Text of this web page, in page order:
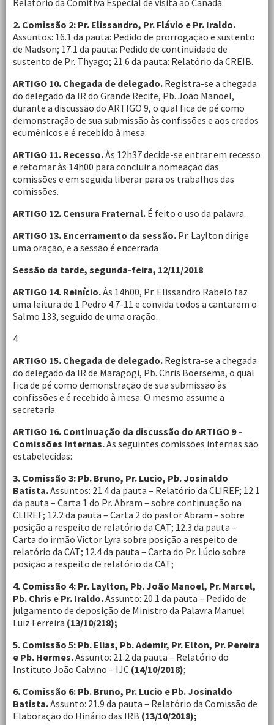
Relatório da Comitiva Especial de visita ao Canadá.
2. Comissão 2: Pr. Elissandro, Pr. Flávio e Pr. Iraldo.
Assuntos: 16.1 da pauta: Pedido de prorrogação e sustento
de Madson; 17.1 da pauta: Pedido de continuidade de
sustento de Pr. Thyago; 21.6 da pauta: Relatório da CREIB.
ARTIGO 10. Chegada de delegado. Registra-se a chegada
do delegado da IR do Grande Recife, Pb. João Manoel,
durante a discussão do ARTIGO 9, o qual fica de pé como
demonstração de sua submissão às confissões e aos credos
ecumênicos e é recebido à mesa.
ARTIGO 11. Recesso.Às 12h37 decide-se entrar em recesso
e retornar às 14h00 para concluir a nomeação das
comissões e em seguida liberar para os trabalhos das
comissões.
ARTIGO 12. Censura Fraternal. É feito o uso da palavra.
ARTIGO 13. Encerramento da sessão. Pr. Laylton dirige
uma oração, e a sessão é encerrada
Sessão da tarde, segunda-feira, 12/11/2018
ARTIGO 14. Reinício.Às 14h00, Pr. Elissandro Rabelo faz
uma leitura de 1 Pedro 4.7-11 e convida todos a cantarem o
Salmo 133, seguido de uma oração.
4
ARTIGO 15. Chegada de delegado. Registra-se a chegada
do delegado da IR de Maragogi, Pb. Chris Boersema, o qual
fica de pé como demonstração de sua submissão às
confissões e é recebido à mesa. O mesmo assume a
secretaria.
ARTIGO 16. Continuação da discussão do ARTIGO 9 –
Comissões Internas.As seguintes comissões internas são
estabelecidas:
3. Comissão 3: Pb. Bruno, Pr. Lucio, Pb. Josinaldo
Batista.Assuntos: 21.4 da pauta – Relatório da CLIREF; 12.1
da pauta – Carta 1 do Pr. Abram – sobre continuação na
CLIREF; 12.2 da pauta – Carta 2 do pastor Abram – sobre
posição a respeito de relatório da CAT; 12.3 da pauta –
Carta do irmão Victor Lyra sobre posição a respeito de
relatório da CAT; 12.4 da pauta – Carta do Pr. Lúcio sobre
posição a respeito de relatório da CAT;
4. Comissão 4: Pr. Laylton, Pb. João Manoel, Pr. Marcel,
Pb. Chris e Pr. Iraldo.Assunto: 20.1 da pauta – Pedido de
julgamento de deposição de Ministro da Palavra Manuel
Luiz Ferreira (13/10/218);
5. Comissão 5: Pb. Elias, Pb. Ademir, Pr. Elton, Pr. Pereira
e Pb. Hermes.Assunto: 21.2 da pauta – Relatório do
Instituto João Calvino – IJC (14/10/2018);
6. Comissão 6: Pb. Bruno, Pr. Lucio e Pb. Josinaldo
Batista.Assunto: 21.9 da pauta – Relatório da Comissão de
Elaboração do Hinário das IRB (13/10/2018);